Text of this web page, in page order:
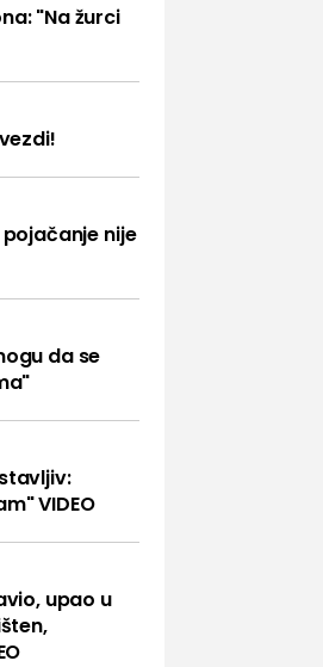
"Na žurci
nije
da se
VIDEO
upao u